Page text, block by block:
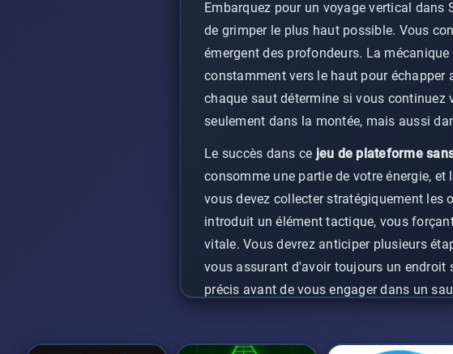
Embarquez pour un voyage vertical dans
de grimper le plus haut possible. Vous
émergent des profondeurs. La
constamment vers le haut pour
chaque saut détermine si vous
seulement dans la montée, mais aussi
Le succès dans ce jeu de plateforme
consomme une partie de votre énergie,
vous devez collecter stratégiquement les
introduit un élément tactique, vous
vitale. Vous devrez anticiper plusieurs
vous assurant d'avoir toujours un endroit
précis avant de vous engager dans un
de prise de décision. Les plateformes